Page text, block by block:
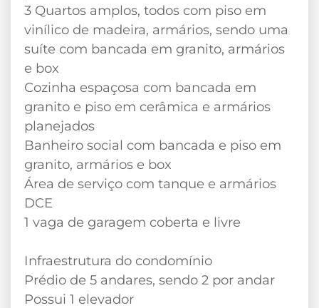
3 Quartos amplos, todos com piso em
vinílico de madeira, armários, sendo uma
suíte com bancada em granito, armários
e box
Cozinha espaçosa com bancada em
granito e piso em cerâmica e armários
planejados
Banheiro social com bancada e piso em
granito, armários e box
Área de serviço com tanque e armários
DCE
1 vaga de garagem coberta e livre
Infraestrutura do condomínio
Prédio de 5 andares, sendo 2 por andar
Possui 1 elevador